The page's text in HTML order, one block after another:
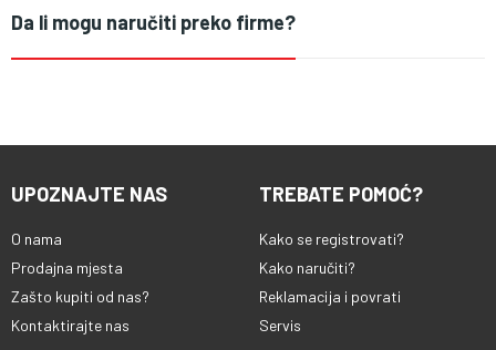
Da li mogu naručiti preko firme?
UPOZNAJTE NAS
O nama
Prodajna mjesta
Zašto kupiti od nas?
Kontaktirajte nas
TREBATE POMOĆ?
Kako se registrovati?
Kako naručiti?
Reklamacija i povrati
Servis